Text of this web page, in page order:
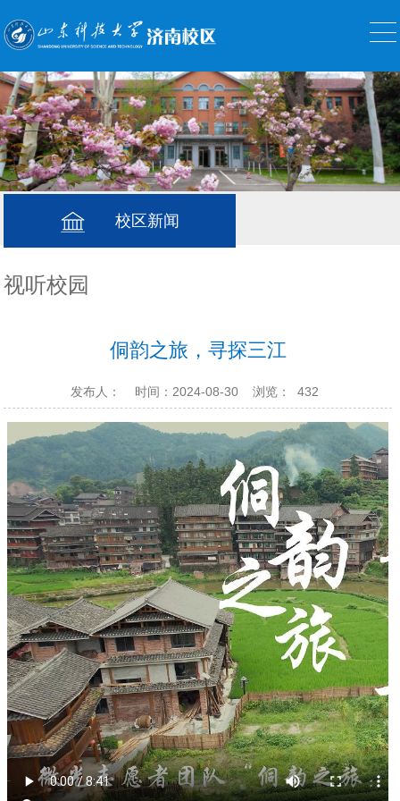
校区新闻
视听校园
侗韵之旅，寻探三江
发布人： 时间：2024-08-30 浏览： 432